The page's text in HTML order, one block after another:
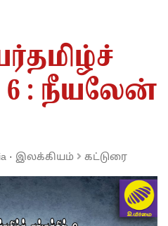
: நீயலேன்
· இலக்கியம் கட்டுரை